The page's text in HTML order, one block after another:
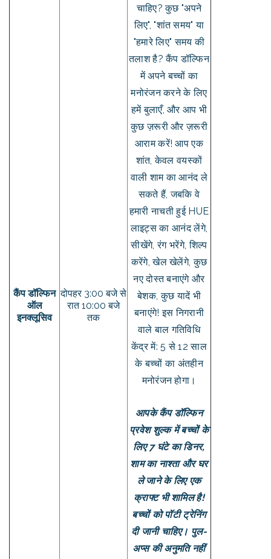
कैंप डॉल्फिन
ऑल
इनक्लूसिव
दोपहर 3:00 बजे से
रात 10:00 बजे
तक
चाहिए? कुछ "अपने
लिए", "शांत समय" या
"हमारे लिए" समय की
तलाश है? कैंप डॉल्फिन
में अपने बच्चों का
मनोरंजन करने के लिए
हमें बुलाएँ, और आप भी
कुछ ज़रूरी और ज़रूरी
आराम करें! आप एक
शांत, केवल वयस्कों
वाली शाम का आनंद ले
सकते हैं, जबकि वे
हमारी नाचती हुई HUE
लाइट्स का आनंद लेंगे,
सीखेंगे, रंग भरेंगे, शिल्प
करेंगे, खेल खेलेंगे, कुछ
नए दोस्त बनाएंगे और
बेशक, कुछ यादें भी
बनाएंगे! इस निगरानी
वाले बाल गतिविधि
केंद्र में: 5 से 12 साल
के बच्चों का अंतहीन
मनोरंजन होगा।
आपके कैंप डॉल्फिन
प्रवेश शुल्क में बच्चों के
लिए 7 घंटे का डिनर,
शाम का नाश्ता और घर
ले जाने के लिए एक
क्राफ्ट भी शामिल है!
बच्चों को पॉटी ट्रेनिंग
दी जानी चाहिए। पुल-
अप्स की अनुमति नहीं